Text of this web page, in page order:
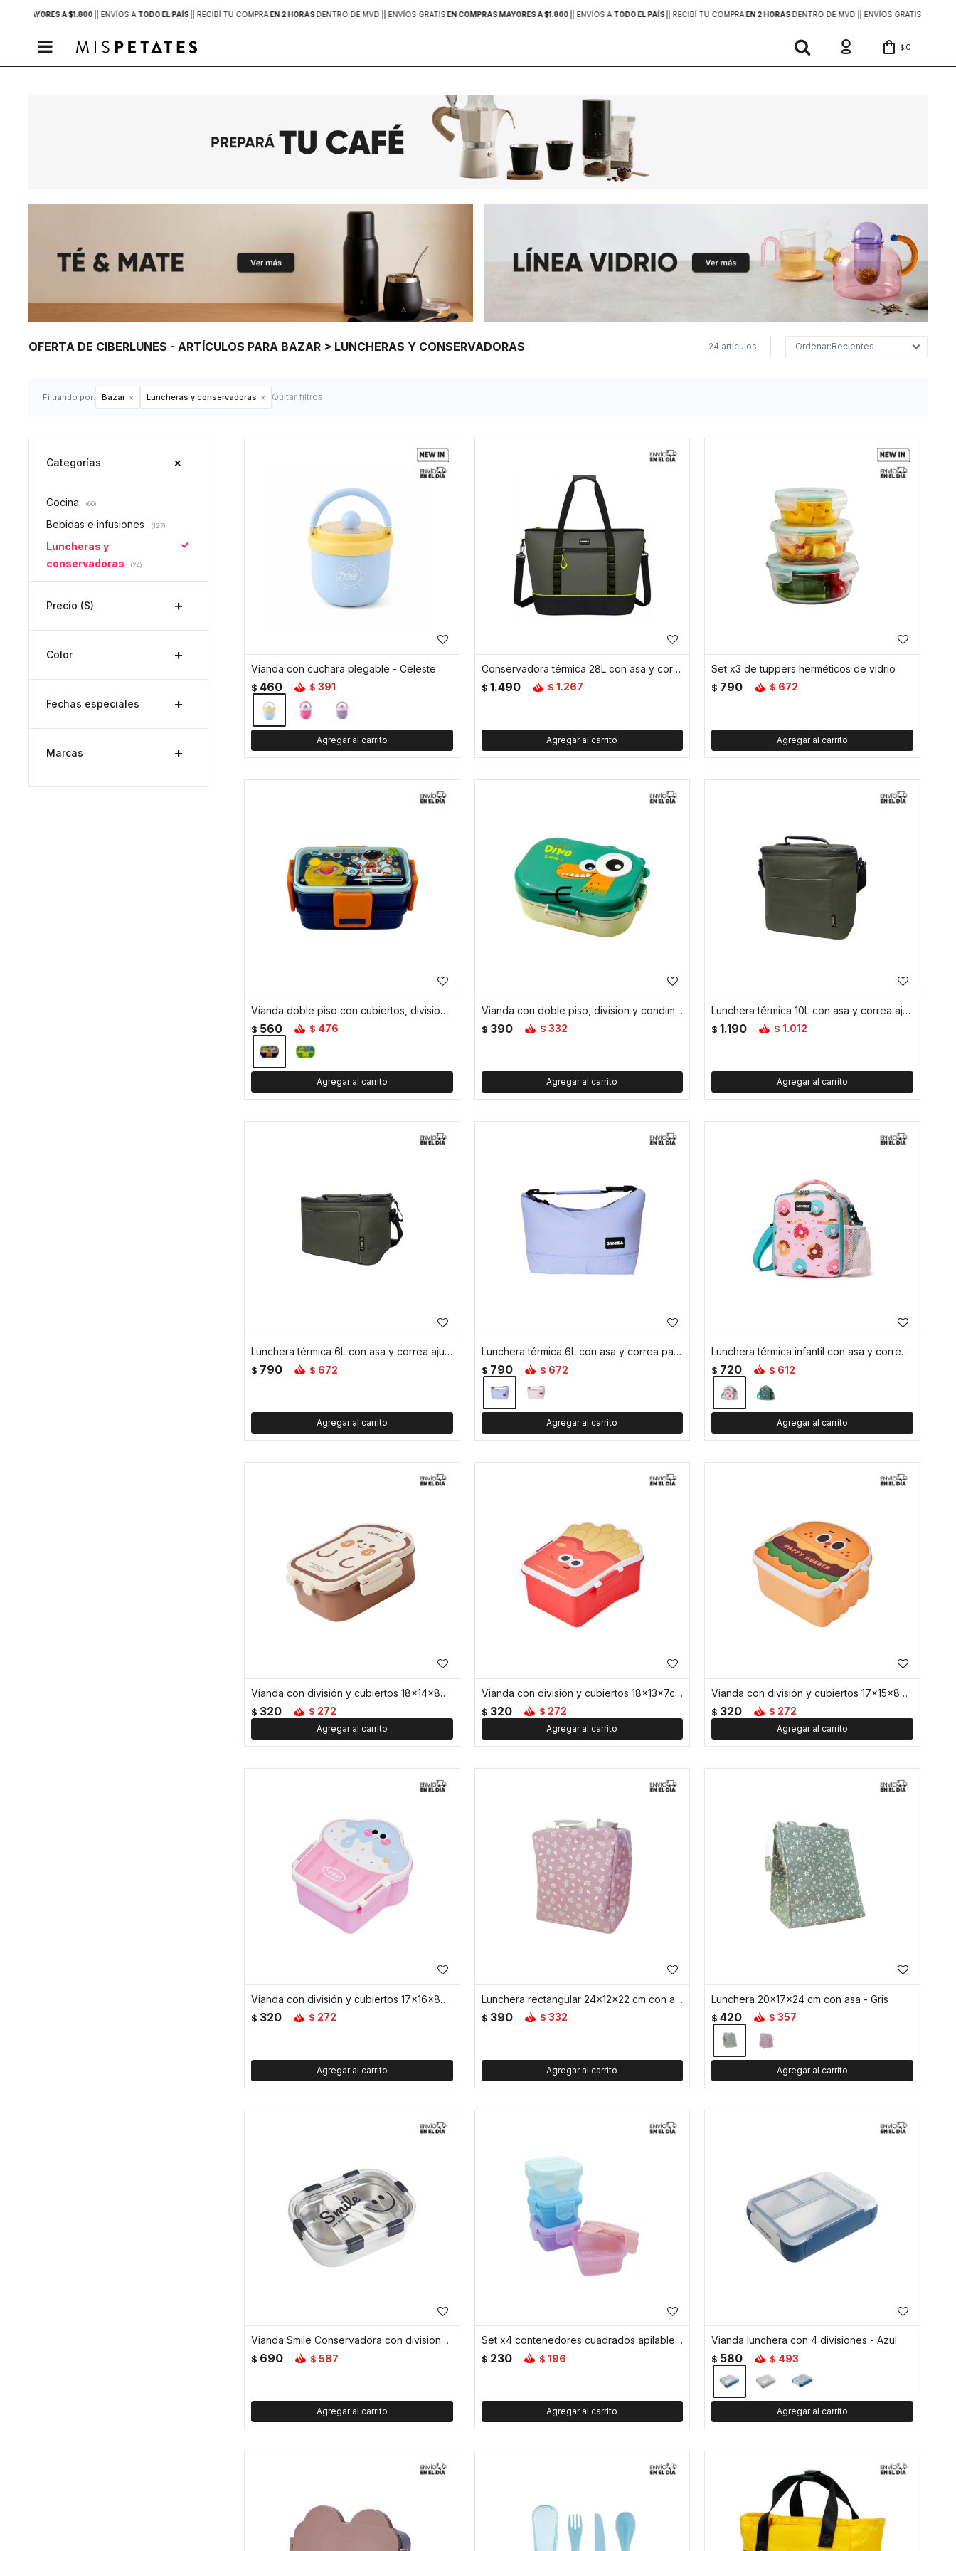
MAYORES A $1.800 | ENVÍOS A TODO EL PAÍS | RECIBÍ TU COMPRAEN 2 HORASDENTRO DE MVD | | ENVÍOS GRATISEN COMPRAS MAYORES A $1.800 | ENVÍOS A TODO EL PAÍS | RECIBÍ TU COMPRAEN 2 HORASDENTRO DE MVD | | ENVÍOS GRATIS
 $ 0
OFERTA DE CIBERLUNES - ARTÍCULOS PARA BAZAR > LUNCHERAS Y CONSERVADORAS 24 artículos Recientes
Filtrando por: Bazar Luncheras y conservadoras Quitar filtros
Vianda con cuchara plegable - Celeste
$ 460 $ 391
Conservadora térmica 28L con asa y correa ajustable 51x24x34cm - Verde
$ 1.490 $ 1.267
Set x3 de tuppers herméticos de vidrio
$ 790 $ 672
Vianda doble piso con cubiertos, division y tapa - Azul
$ 560 $ 476
Vianda con doble piso, division y condimentero - Verde
$ 390 $ 332
Lunchera térmica 10L con asa y correa ajustable - Verde
$ 1.190 $ 1.012
Lunchera térmica 6L con asa y correa ajustable - Verde
$ 790 $ 672
Lunchera térmica 6L con asa y correa para colgar 23x14x20cm - Lila
$ 790 $ 672
Lunchera térmica infantil con asa y correa ajustable - Rosado
$ 720 $ 612
Vianda con división y cubiertos 18x14x8cm Tostada - Marron
$ 320 $ 272
Vianda con división y cubiertos 18x13x7cm Papas Fritas - Rojo
$ 320 $ 272
Vianda con división y cubiertos 17x15x8cm Hamburguesa - Amarillo
$ 320 $ 272
Vianda con división y cubiertos 17x16x8cm Cupcake - Rosado
$ 320 $ 272
Lunchera rectangular 24x12x22 cm con asa - Rosado
$ 390 $ 332
Lunchera 20x17x24 cm con asa - Gris
$ 420 $ 357
Vianda Smile Conservadora con divisiones - Blanco
$ 690 $ 587
Set x4 contenedores cuadrados apilables - Multicolor
$ 230 $ 196
Vianda lunchera con 4 divisiones - Azul
$ 580 $ 493
Categorías
Cocina (66)
Bebidas e infusiones (127)
Luncheras y
conservadoras
(24)
Precio ($)
Color
Fechas especiales
Marcas